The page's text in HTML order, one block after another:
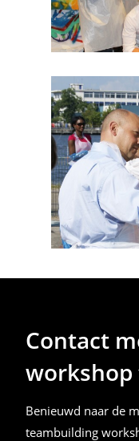
Contact
workshop
Benieuwd naar de
teambuilding